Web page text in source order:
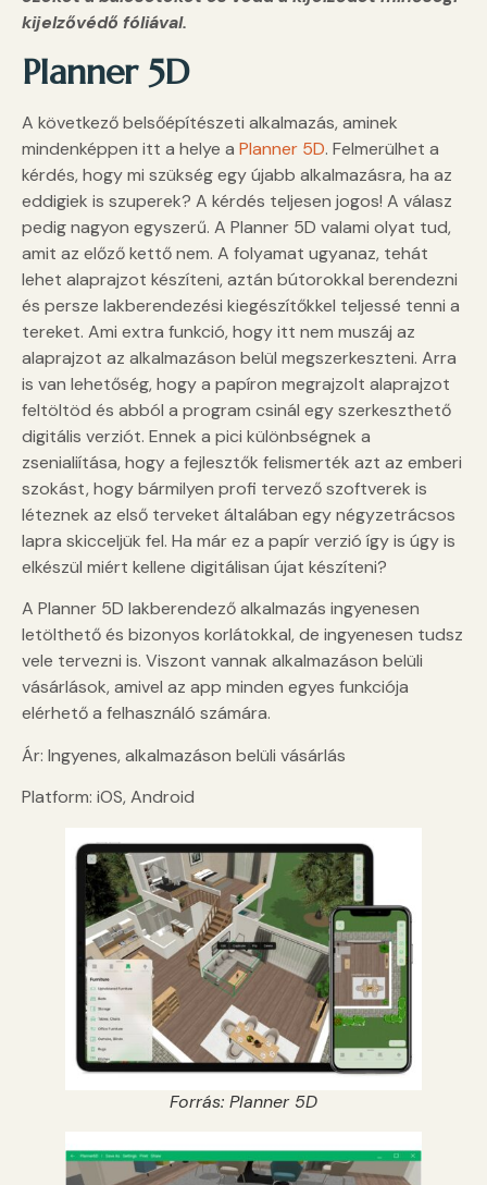
kijelzővédő fóliával.
Planner 5D
A következő belsőépítészeti alkalmazás, aminek
mindenképpen itt a helye a Planner 5D. Felmerülhet a
kérdés, hogy mi szükség egy újabb alkalmazásra, ha az
eddigiek is szuperek? A kérdés teljesen jogos! A válasz
pedig nagyon egyszerű. A Planner 5D valami olyat tud,
amit az előző kettő nem. A folyamat ugyanaz, tehát
lehet alaprajzot készíteni, aztán bútorokkal berendezni
és persze lakberendezési kiegészítőkkel teljessé tenni a
tereket. Ami extra funkció, hogy itt nem muszáj az
alaprajzot az alkalmazáson belül megszerkeszteni. Arra
is van lehetőség, hogy a papíron megrajzolt alaprajzot
feltöltöd és abból a program csinál egy szerkeszthető
digitális verziót. Ennek a pici különbségnek a
zsenialiítása, hogy a fejlesztők felismerték azt az emberi
szokást, hogy bármilyen profi tervező szoftverek is
léteznek az első terveket általában egy négyzetrácsos
lapra skicceljük fel. Ha már ez a papír verzió így is úgy is
elkészül miért kellene digitálisan újat készíteni?
A Planner 5D lakberendező alkalmazás ingyenesen
letölthető és bizonyos korlátokkal, de ingyenesen tudsz
vele tervezni is. Viszont vannak alkalmazáson belüli
vásárlások, amivel az app minden egyes funkciója
elérhető a felhasználó számára.
Ár: Ingyenes, alkalmazáson belüli vásárlás
Platform: iOS, Android
Forrás: Planner 5D